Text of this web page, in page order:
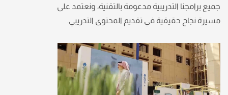
جميع برامجنا التدريبية مدعومة بالتقنية، ونعتمد على
مسيرة نجاح حقيقية في تقديم المحتوى التدريبي.